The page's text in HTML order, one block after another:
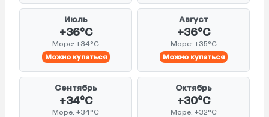
Июль
+36°C
Море: +34°C
Можно купаться
Август
+36°C
Море: +35°C
Можно купаться
Сентябрь
+34°C
Море: +34°C
Октябрь
+30°C
Море: +32°C